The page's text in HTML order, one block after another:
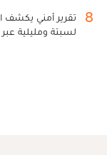
8
تقرير أمني يكشف
لسبتة ومليلية